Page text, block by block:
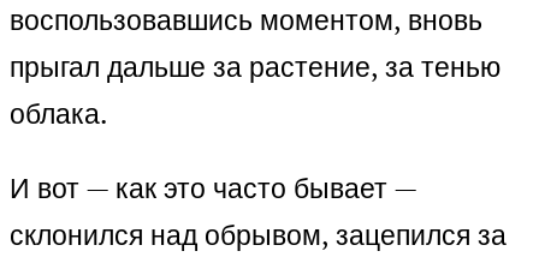
воспользовавшись моментом, вновь
прыгал дальше за растение, за тенью
облака.
И вот — как это часто бывает —
склонился над обрывом, зацепился за